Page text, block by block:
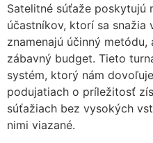
Satelitné súťaže poskytujú
účastníkov, ktorí sa snažia
znamenajú účinný
zábavný budget. Tieto
systém, ktorý nám
podujatiach o príležitosť
súťažiach bez vysokých
nimi viazané.